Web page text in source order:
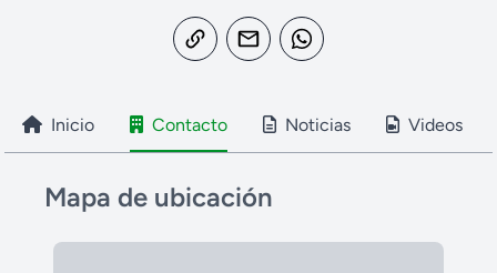
Inicio Contacto Noticias Videos
Mapa de ubicación